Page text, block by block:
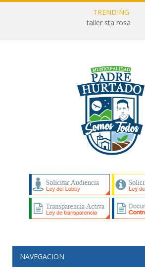
TRENDING
taller sta rosa
NAVEGACION